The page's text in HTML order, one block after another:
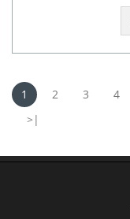
1 2 3 4
>|